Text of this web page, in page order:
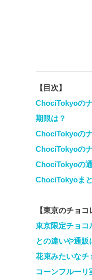
【目次】
ChociTokyoの
期限は？
ChociTokyoの
ChociTokyoの
ChociTokyoの
ChociTokyoま
【東京のチョコ
東京限定チョコ
との違いや通販
花束みたいなチ
コーンフルーリ